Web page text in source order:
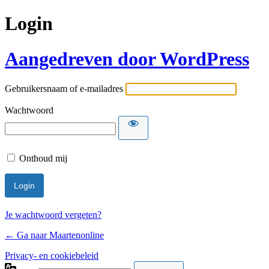
Login
Aangedreven door WordPress
Gebruikersnaam of e-mailadres
Wachtwoord
Onthoud mij
Je wachtwoord vergeten?
← Ga naar Maartenonline
Privacy- en cookiebeleid